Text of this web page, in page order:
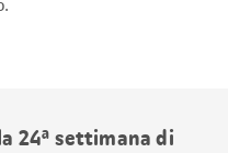
24ª settimana di